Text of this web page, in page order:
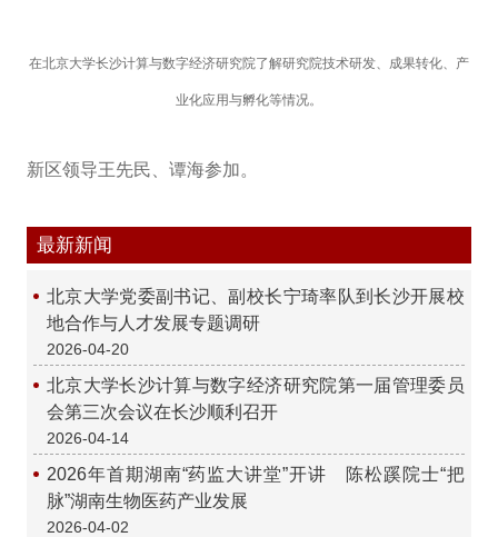
在北京大学长沙计算与数字经济研究院了解研究院技术研发、成果转化、产
业化应用与孵化等情况。
新区领导王先民、谭海参加。
最新新闻
北京大学党委副书记、副校长宁琦率队到长沙开展校
地合作与人才发展专题调研
2026-04-20
北京大学长沙计算与数字经济研究院第一届管理委员
会第三次会议在长沙顺利召开
2026-04-14
2026年首期湖南“药监大讲堂”开讲 陈松蹊院士“把
脉”湖南生物医药产业发展
2026-04-02